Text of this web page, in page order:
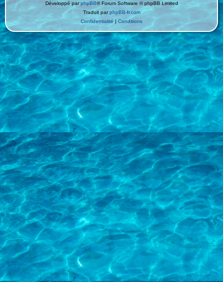
Développé parphpBB® Forum Software © phpBB Limited
Traduit parphpBB-fr.com
Confidentialité | Conditions